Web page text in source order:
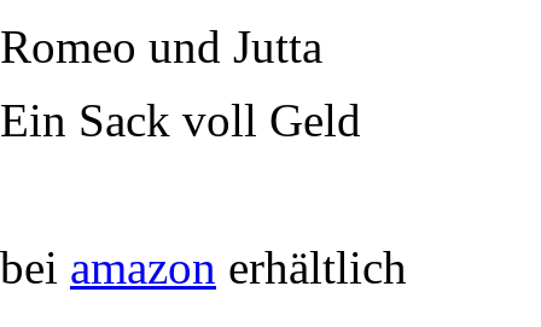
Romeo und Jutta
Ein Sack voll Geld
bei amazon erhältlich